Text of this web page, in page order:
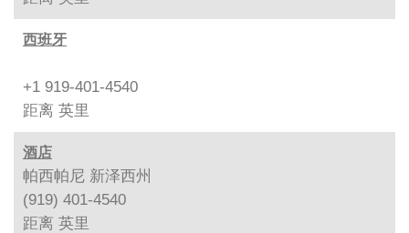
西班牙
+1 919-401-4540
距离 英里
酒店
帕西帕尼 新泽西州
(919) 401-4540
距离 英里